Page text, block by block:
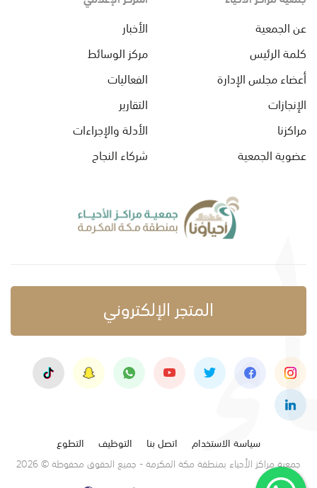
عن الجمعية
كلمة الرئيس
أعضاء مجلس الإدارة
الإنجازات
مراكزنا
عضوية الجمعية
الأخبار
مركز الوسائط
الفعاليات
التقارير
الأدلة والإجراءات
شركاء النجاح
المتجر الإلكتروني
سياسة الاستخدام اتصل بنا التوظيف
التطوع
جمعية مراكز الأحياء بمنطقة مكة المكرمة - جميع الحقوق محفوظة © 2026